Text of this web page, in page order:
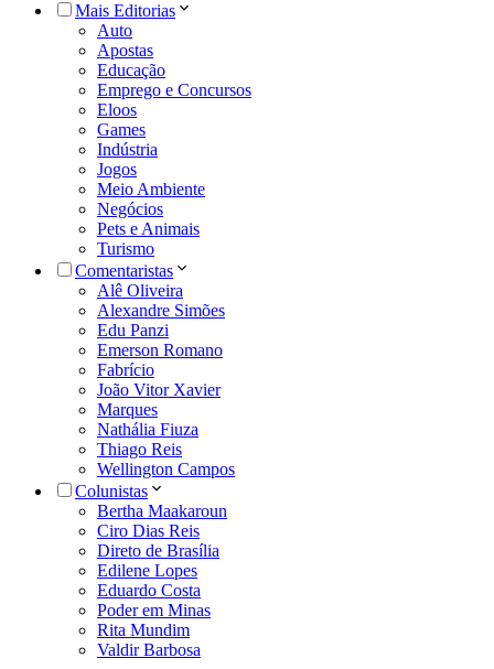
Mais Editorias
Auto
Apostas
Educação
Emprego e Concursos
Eloos
Games
Indústria
Jogos
Meio Ambiente
Negócios
Pets e Animais
Turismo
Comentaristas
Alê Oliveira
Alexandre Simões
Edu Panzi
Emerson Romano
Fabrício
João Vitor Xavier
Marques
Nathália Fiuza
Thiago Reis
Wellington Campos
Colunistas
Bertha Maakaroun
Ciro Dias Reis
Direto de Brasília
Edilene Lopes
Eduardo Costa
Poder em Minas
Rita Mundim
Valdir Barbosa